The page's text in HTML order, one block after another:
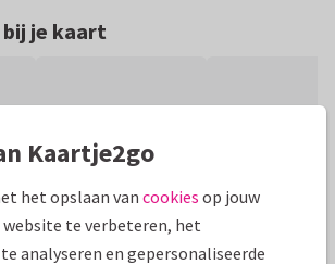
je kaart
Kaartje2go
het opslaan van cookies op jouw
te verbeteren, het
analyseren en gepersonaliseerde